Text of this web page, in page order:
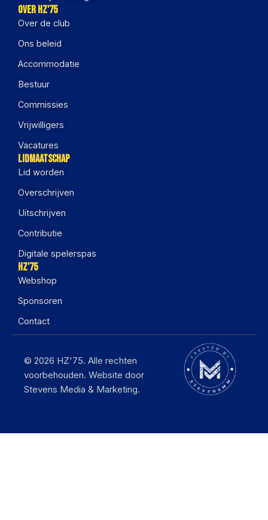
Over HZ'75
Over de club
Ons beleid
Accommodatie
Bestuur
Commissies
Vrijwilligers
Vacatures
Lidmaatschap
Lid worden
Overschrijven
Uitschrijven
Contributie
Digitale spelerspas
HZ'75
Webshop
Sponsoren
Contact
© 2026 HZ'75. Alle rechten
voorbehouden. Website door
Stevens Media & Marketing.